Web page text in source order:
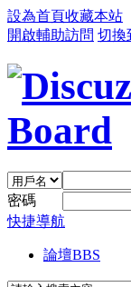
設為首頁收藏本站
開啟輔助訪問 切換
密碼
快捷導航
論壇BBS